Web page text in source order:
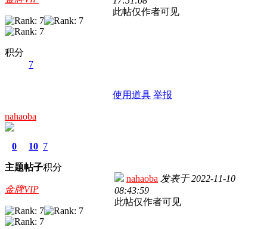
积分
7
此帖仅作者可见
使用道具 举报
nahaoba
0
主题
10
帖子
7
积分
金牌VIP
nahaoba 发表于2022-11-10
08:43:59
此帖仅作者可见